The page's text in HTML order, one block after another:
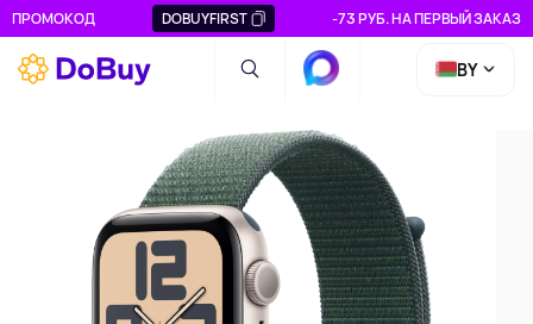
ПРОМОКОД DOBUYFIRST -73 РУБ. НА ПЕРВЫЙ ЗАКАЗ
BY